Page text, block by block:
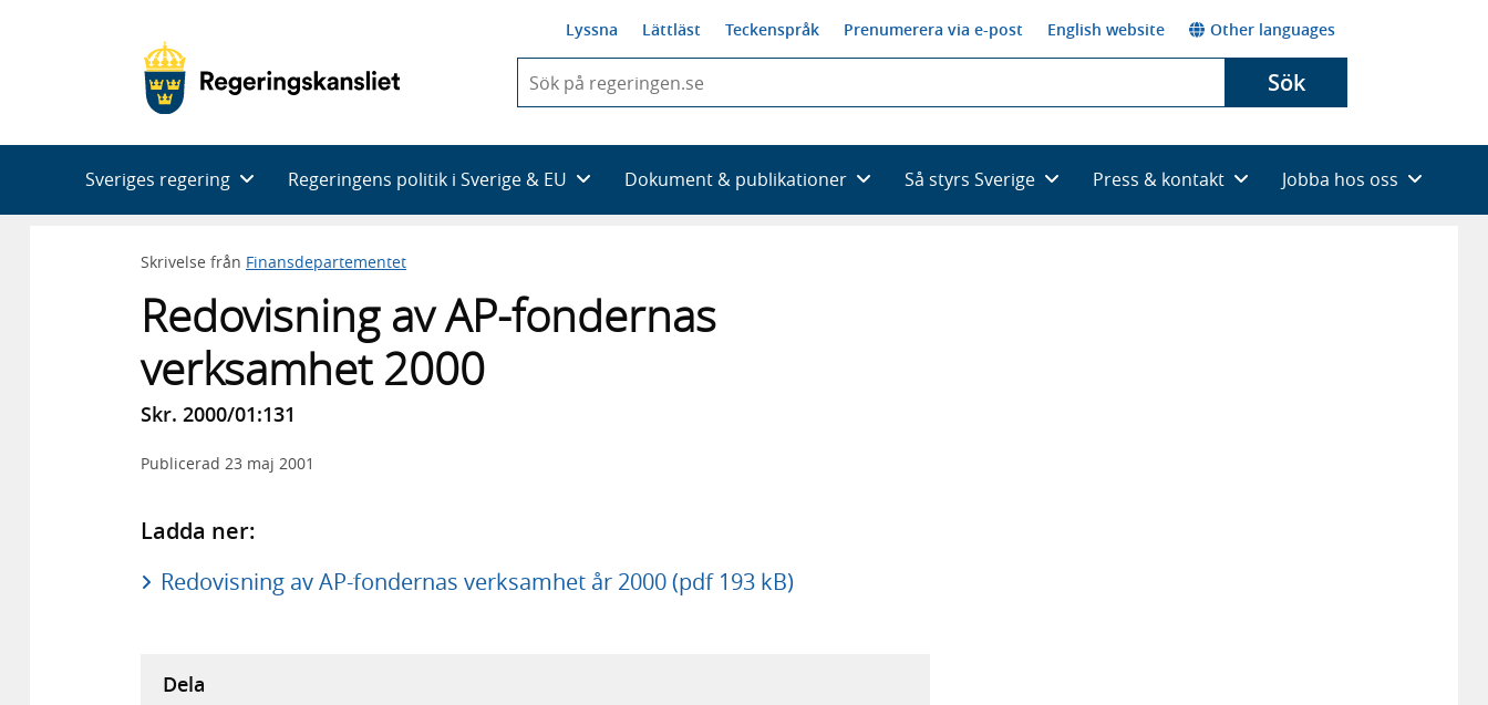
Lyssna Lättläst Teckenspråk Prenumerera via e-post English website Other languages
du
skriva
framträder
en
Sök
Sveriges regering Regeringens politik i Sverige & EU Dokument & publikationer Så styrs Sverige Press & kontakt Jobba hos oss
Skrivelse från Finansdepartementet
Redovisning av AP-fondernas
verksamhet 2000
Skr. 2000/01:131
Publicerad 23 maj 2001
Ladda ner:
Redovisning av AP-fondernas verksamhet år 2000 (pdf 193 kB)
Dela